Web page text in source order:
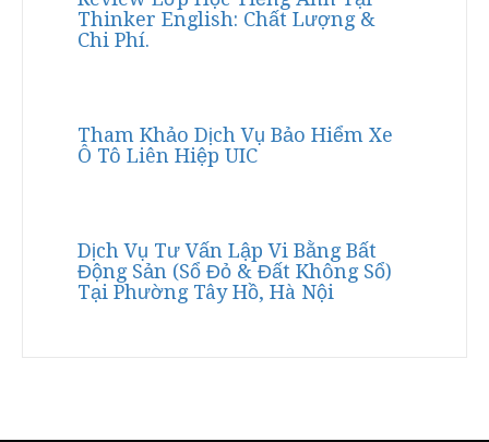
Thinker English: Chất Lượng &
Chi Phí.
Tham Khảo Dịch Vụ Bảo Hiểm Xe
Ô Tô Liên Hiệp UIC
Dịch Vụ Tư Vấn Lập Vi Bằng Bất
Động Sản (Sổ Đỏ & Đất Không Sổ)
Tại Phường Tây Hồ, Hà Nội